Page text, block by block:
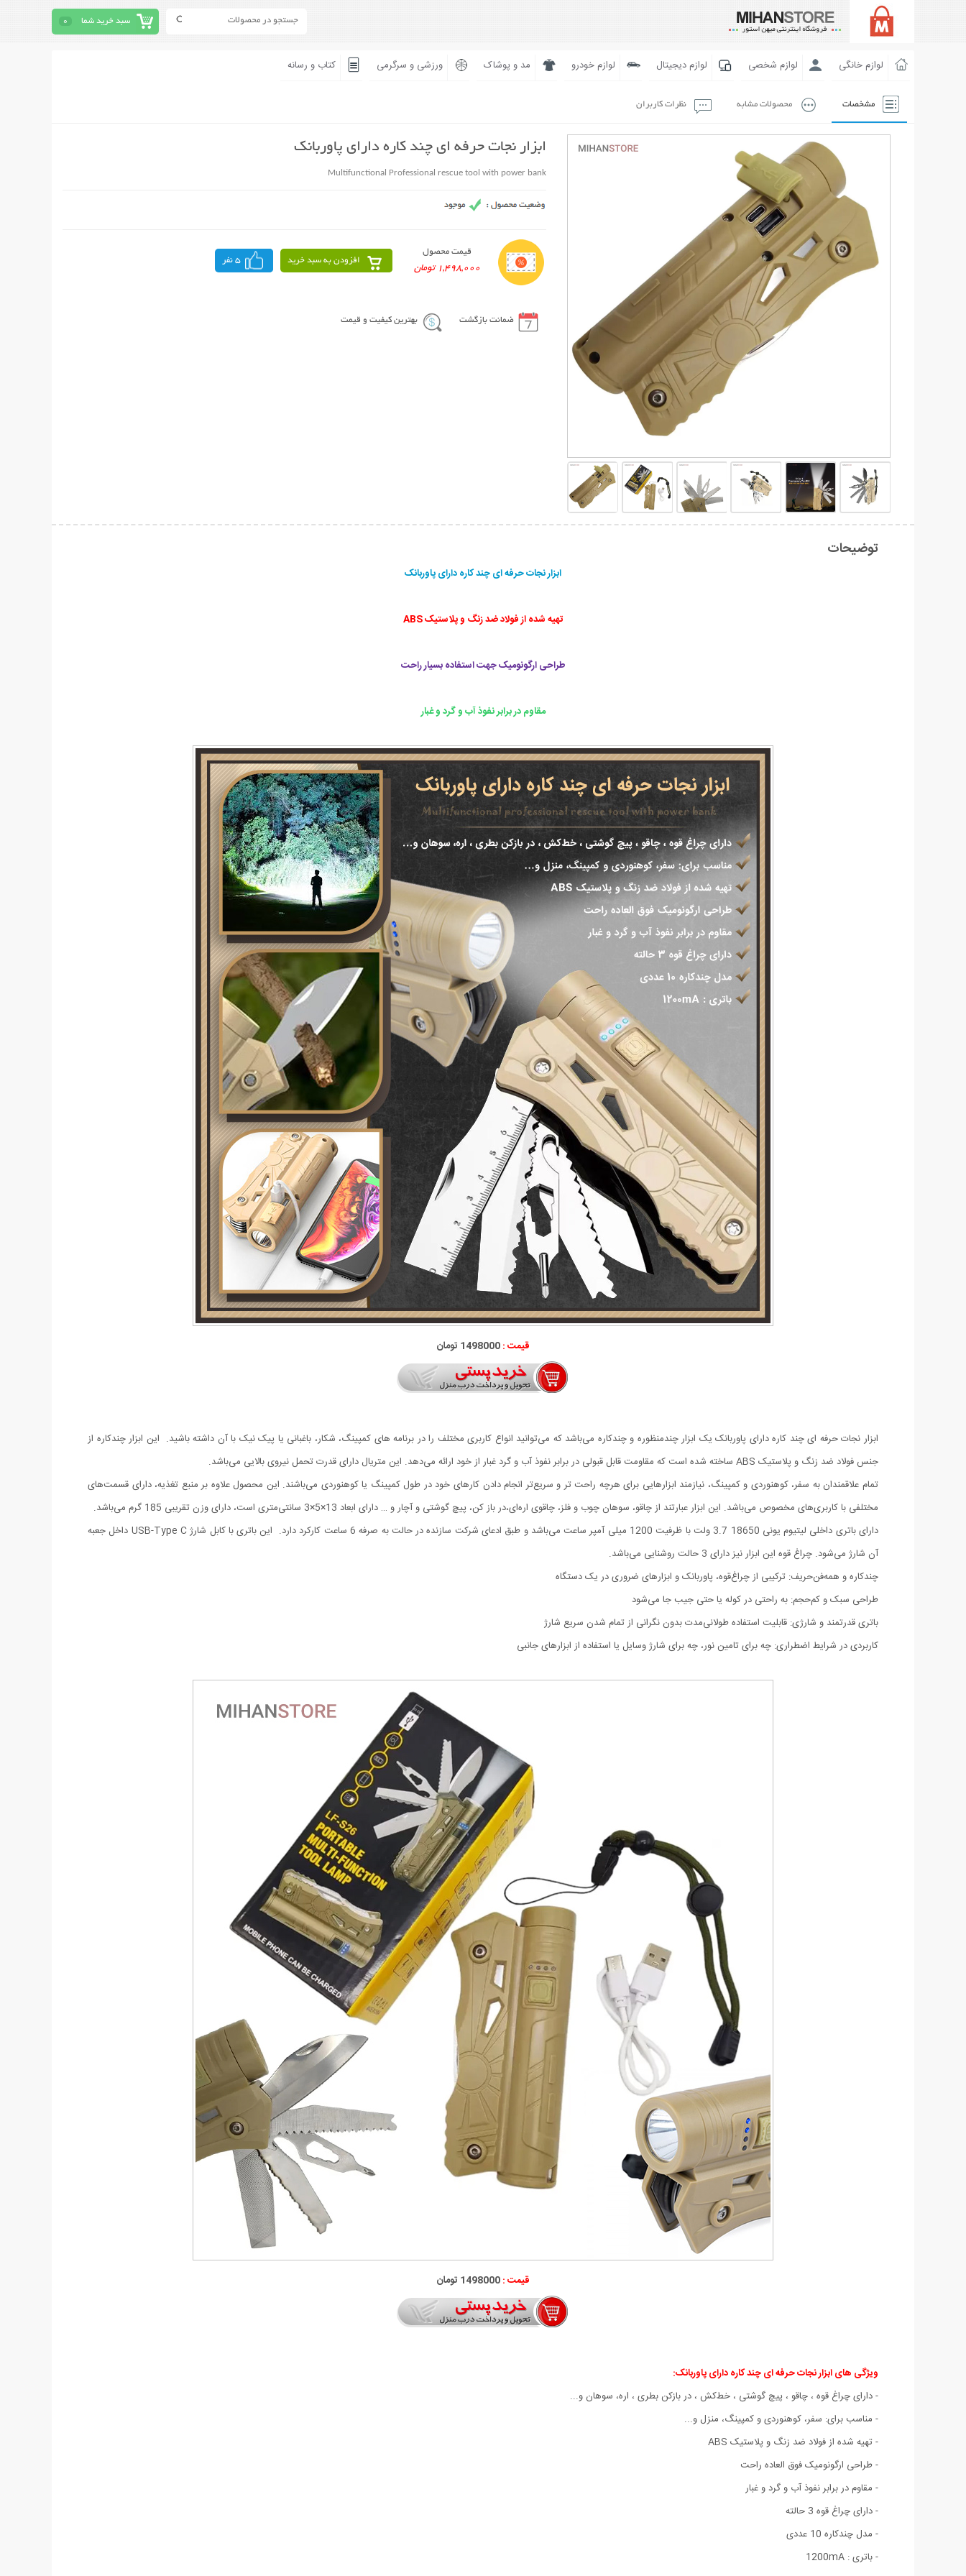
سبد خرید شما 0
لوازم خانگی لوازم شخصی لوازم دیجیتال لوازم خودرو مد و پوشاک ورزشی و سرگرمی کتاب و رسانه
مشخصات محصولات مشابه نظرات کاربران
ابزار نجات حرفه ای چند کاره دارای پاوربانک
Multifunctional Professional rescue tool with power bank
قیمت محصول
1,498,000 تومان
افزودن به سبد خرید 5 نفر
ضمانت بازگشت بهترین کیفیت و قیمت
توضیحات
ابزار نجات حرفه ای چند کاره دارای پاوربانک
تهیه شده از فولاد ضد زنگ و پلاستیک ABS
طراحی ارگونومیک جهت استفاده بسیار راحت
مقاوم در برابر نفوذ آب و گرد و غبار
قیمت :1498000 تومان
ابزار نجات حرفه ای چند کاره دارای پاوربانک یک ابزار چندمنظوره و چندکاره می‌باشد که می‌توانید انواع کاربری مختلف را در برنامه ‌های کمپینگ، شکار، باغبانی یا پیک نیک با آن داشته باشید. این ابزار چندکاره از
جنس فولاد ضد زنگ و پلاستیک ABS ساخته شده است که مقاومت قابل قبولی در برابر نفوذ آب و گرد غبار از خود ارائه می‌دهد. این متریال دارای قدرت تحمل نیروی بالایی می‌باشد.
تمام علاقمندان به سفر، کوهنوردی و کمپینگ، نیازمند ابزارهایی برای هرچه راحت تر و سریع‌تر انجام دادن کارهای خود در طول کمپینگ یا کوهنوردی می‌باشند. این محصول علاوه بر منبع تغذیه، دارای قسمت‌های
مختلفی با کاربری‌های مخصوص می‌باشد. این ابزار عبارتند از چاقو، سوهان چوب و فلز، چاقوی اره‌ای،در باز کن، پیچ گوشتی و آچار و … دارای ابعاد 13×5×3 سانتی‌متری است، دارای وزن تقریبی 185 گرم می‌باشد.
دارای باتری داخلی لیتیوم یونی 18650 3.7 ولت با ظرفیت 1200 میلی آمپر ساعت می‌باشد و طبق ادعای شرکت سازنده در حالت به صرفه 6 ساعت کارکرد دارد. این باتری با کابل شارژ USB-Type C داخل جعبه
آن شارژ می‌شود. چراغ قوه این ابزار نیز دارای 3 حالت روشنایی می‌باشد.
چندکاره و همه‌فن‌حریف: ترکیبی از چراغ‌قوه، پاوربانک و ابزارهای ضروری در یک دستگاه
طراحی سبک و کم‌حجم: به راحتی در کوله یا حتی جیب جا می‌شود
باتری قدرتمند و شارژی: قابلیت استفاده طولانی‌مدت بدون نگرانی از تمام شدن سریع شارژ
کاربردی در شرایط اضطراری: چه برای تامین نور، چه برای شارژ وسایل یا استفاده از ابزارهای جانبی
قیمت :1498000 تومان
ویژگی های ابزار نجات حرفه ای چند کاره دارای پاوربانک:
- دارای چراغ قوه ، چاقو ، پیچ گوشتی ، خط‌کش ، در بازکن بطری ، اره، سوهان و...
- مناسب برای: سفر، کوهنوردی و کمپینگ، منزل و...
- تهیه شده از فولاد ضد زنگ و پلاستیک ABS
- طراحی ارگونومیک فوق العاده راحت
- مقاوم در برابر نفوذ آب و گرد و غبار
- دارای چراغ قوه 3 حالته
- مدل چندکاره 10 عددی
- باتری : 1200mA